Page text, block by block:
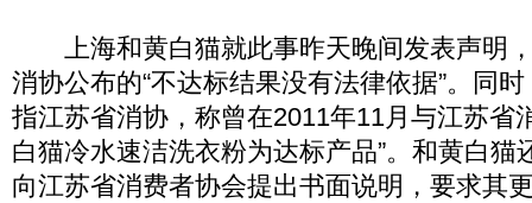
上海和黄白猫就此事昨天晚间发表声明
消协公布的“不达标结果没有法律依据”。同
指江苏省消协，称曾在2011年11月与江苏省
白猫冷水速洁洗衣粉为达标产品”。和黄白猫
向江苏省消费者协会提出书面说明，要求其